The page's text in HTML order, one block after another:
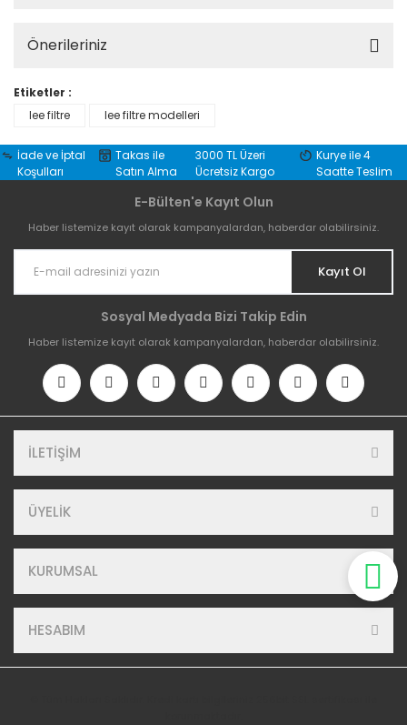
Önerileriniz
Etiketler :
lee filtre
lee filtre modelleri
İade ve İptal
Koşulları
Takas ile
Satın Alma
3000 TL Üzeri
Ücretsiz Kargo
Kurye ile 4
Saatte Teslim
E-Bülten'e Kayıt Olun
Haber listemize kayıt olarak kampanyalardan, haberdar olabilirsiniz.
Kayıt Ol
Sosyal Medyada Bizi Takip Edin
Haber listemize kayıt olarak kampanyalardan, haberdar olabilirsiniz.
İLETİŞİM
ÜYELİK
KURUMSAL
HESABIM